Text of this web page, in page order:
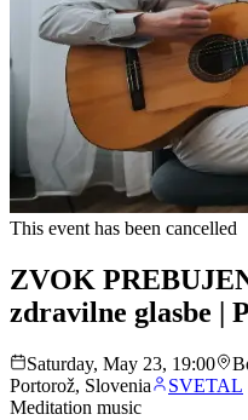
This event has been cancelled
ZVOK
zdravilne glasbe |
Saturday, May 23, 19:00
Portorož, Slovenia
SVETAL
Meditation music